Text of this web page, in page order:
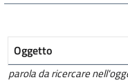
Oggetto
parola da ricercare